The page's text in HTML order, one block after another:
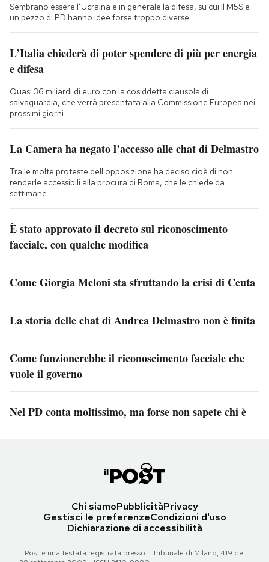
Sembrano essere l’Ucraina e in generale la difesa, su cui il M5S e
un pezzo di PD hanno idee forse troppo diverse
L’Italia chiederà di poter spendere di più per energia
e difesa
Quasi 36 miliardi di euro con la cosiddetta clausola di
salvaguardia, che verrà presentata alla Commissione Europea nei
prossimi giorni
La Camera ha negato l’accesso alle chat di Delmastro
Tra le molte proteste dell'opposizione ha deciso cioè di non
renderle accessibili alla procura di Roma, che le chiede da
settimane
È stato approvato il decreto sul riconoscimento
facciale, con qualche modifica
Come Giorgia Meloni sta sfruttando la crisi di Ceuta
La storia delle chat di Andrea Delmastro non è finita
Come funzionerebbe il riconoscimento facciale che
vuole il governo
Nel PD conta moltissimo, ma forse non sapete chi è
Chi siamoPubblicitàPrivacy
Gestisci le preferenzeCondizioni d'uso
Dichiarazione di accessibilità
Il Post è una testata registrata presso il Tribunale di Milano, 419 del